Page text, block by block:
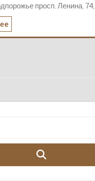
просп. Ленина, 74,…